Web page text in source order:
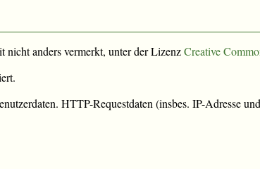
nicht anders vermerkt, unter der LizenzCreative
HTTP-Requestdaten (insbes. IP-Adresse